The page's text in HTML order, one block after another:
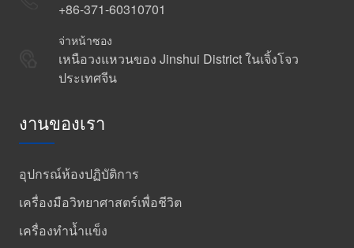
+86-371-60310701
จ่าหน้าซอง
เหนือวงแหวนของ Jinshui District ในเจิ้งโจว
ประเทศจีน
งานของเรา
อุปกรณ์ห้องปฏิบัติการ
เครื่องมือวิทยาศาสตร์เพื่อชีวิต
เครื่องทำน้ำแข็ง